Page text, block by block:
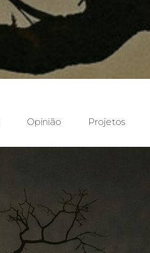
Opinião Projetos